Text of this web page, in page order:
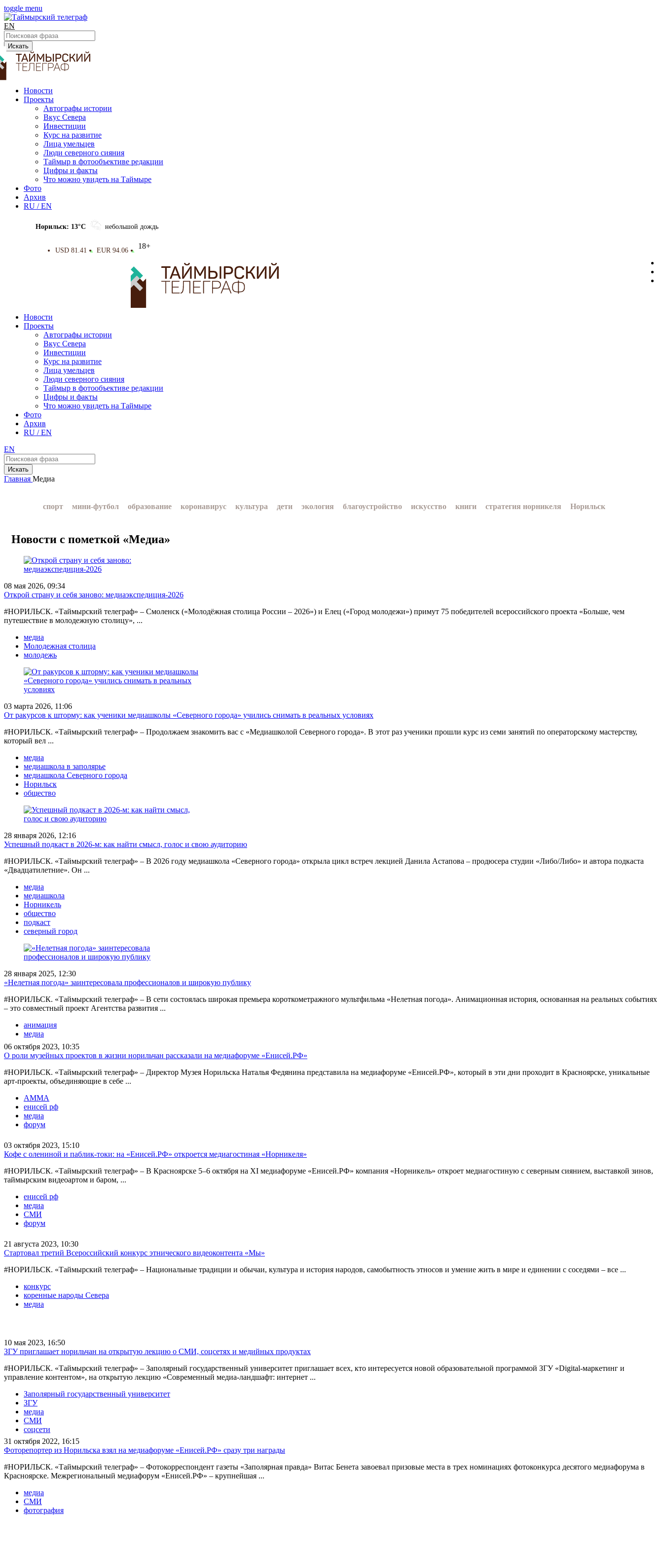
toggle menu
EN
Искать
Новости
Проекты
Автографы истории
Вкус Севера
Инвестиции
Курс на развитие
Лица умельцев
Люди северного сияния
Таймыр в фотообъективе редакции
Цифры и факты
Что можно увидеть на Таймыре
Фото
Архив
RU / EN
Норильск: 13°C небольшой дождь
USD 81.41 ▲ EUR 94.06 ▲
18+
Новости
Проекты
Автографы истории
Вкус Севера
Инвестиции
Курс на развитие
Лица умельцев
Люди северного сияния
Таймыр в фотообъективе редакции
Цифры и факты
Что можно увидеть на Таймыре
Фото
Архив
RU / EN
EN
Искать
Главная Медиа
спорт мини-футбол образование коронавирус культура дети экология благоустройство искусство книги стратегия норникеля Норильск
Новости с пометкой «Медиа»
08 мая 2026, 09:34
Открой страну и себя заново: медиаэкспедиция‑2026
#НОРИЛЬСК. «Таймырский телеграф» – Смоленск («Молодёжная столица России – 2026») и Елец («Город молодежи») примут 75 победителей всероссийского проекта «Больше, чем
путешествие в молодежную столицу», ...
медиа
Молодежная столица
молодежь
03 марта 2026, 11:06
От ракурсов к шторму: как ученики медиашколы «Северного города» учились снимать в реальных условиях
#НОРИЛЬСК. «Таймырский телеграф» – Продолжаем знакомить вас с «Медиашколой Северного города». В этот раз ученики прошли курс из семи занятий по операторскому мастерству,
который вел ...
медиа
медиашкола в заполярье
медиашкола Северного города
Норильск
общество
28 января 2026, 12:16
Успешный подкаст в 2026-м: как найти смысл, голос и свою аудиторию
#НОРИЛЬСК. «Таймырский телеграф» – В 2026 году медиашкола «Северного города» открыла цикл встреч лекцией Данила Астапова – продюсера студии «Либо/Либо» и автора подкаста
«Двадцатилетние». Он ...
медиа
медиашкола
Норникель
общество
подкаст
северный город
28 января 2025, 12:30
«Нелетная погода» заинтересовала профессионалов и широкую публику
#НОРИЛЬСК. «Таймырский телеграф» – В сети состоялась широкая премьера короткометражного мультфильма «Нелетная погода». Анимационная история, основанная на реальных событиях
– это совместный проект Агентства развития ...
анимация
медиа
06 октября 2023, 10:35
О роли музейных проектов в жизни норильчан рассказали на медиафоруме «Енисей.РФ»
#НОРИЛЬСК. «Таймырский телеграф» – Директор Музея Норильска Наталья Федянина представила на медиафоруме «Енисей.РФ», который в эти дни проходит в Красноярске, уникальные
арт-проекты, объединяющие в себе ...
АММА
енисей рф
медиа
форум
03 октября 2023, 15:10
Кофе с олениной и паблик-токи: на «Енисей.РФ» откроется медиагостиная «Норникеля»
#НОРИЛЬСК. «Таймырский телеграф» – В Красноярске 5–6 октября на XI медиафоруме «Енисей.РФ» компания «Норникель» откроет медиагостиную с северным сиянием, выставкой зинов,
таймырским видеоартом и баром, ...
енисей рф
медиа
СМИ
форум
21 августа 2023, 10:30
Стартовал третий Всероссийский конкурс этнического видеоконтента «Мы»
#НОРИЛЬСК. «Таймырский телеграф» – Национальные традиции и обычаи, культура и история народов, самобытность этносов и умение жить в мире и единении с соседями – все ...
конкурс
коренные народы Севера
медиа
10 мая 2023, 16:50
ЗГУ приглашает норильчан на открытую лекцию о СМИ, соцсетях и медийных продуктах
#НОРИЛЬСК. «Таймырский телеграф» – Заполярный государственный университет приглашает всех, кто интересуется новой образовательной программой ЗГУ «Digital-маркетинг и
управление контентом», на открытую лекцию «Современный медиа-ландшафт: интернет ...
Заполярный государственный университет
ЗГУ
медиа
СМИ
соцсети
31 октября 2022, 16:15
Фоторепортер из Норильска взял на медиафоруме «Енисей.РФ» сразу три награды
#НОРИЛЬСК. «Таймырский телеграф» – Фотокорреспондент газеты «Заполярная правда» Витас Бенета завоевал призовые места в трех номинациях фотоконкурса десятого медиафорума в
Красноярске. Межрегиональный медиафорум «Енисей.РФ» – крупнейшая ...
медиа
СМИ
фотография